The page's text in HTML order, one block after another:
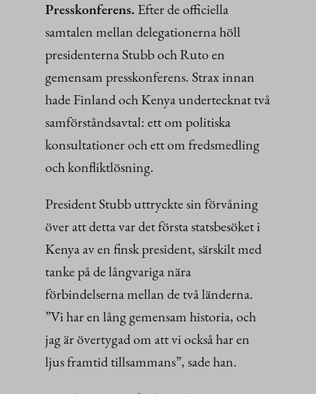
Presskonferens. Efter de officiella
samtalen mellan delegationerna höll
presidenterna Stubb och Ruto en
gemensam presskonferens. Strax innan
hade Finland och Kenya undertecknat två
samförståndsavtal: ett om politiska
konsultationer och ett om fredsmedling
och konfliktlösning.
President Stubb uttryckte sin förvåning
över att detta var det första statsbesöket i
Kenya av en finsk president, särskilt med
tanke på de långvariga nära
förbindelserna mellan de två länderna.
”Vi har en lång gemensam historia, och
jag är övertygad om att vi också har en
ljus framtid tillsammans”, sade han.